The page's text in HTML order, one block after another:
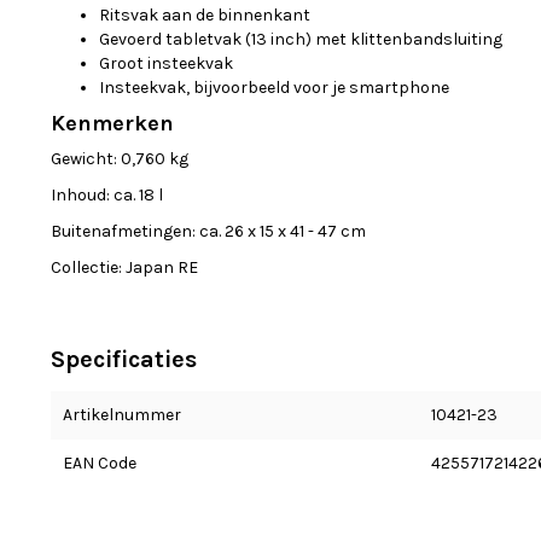
Ritsvak aan de binnenkant
Gevoerd tabletvak (13 inch) met klittenbandsluiting
Groot insteekvak
Insteekvak, bijvoorbeeld voor je smartphone
Kenmerken
Gewicht: 0,760 kg
Inhoud: ca. 18 l
Buitenafmetingen: ca. 26 x 15 x 41 - 47 cm
Collectie: Japan RE
Specificaties
Artikelnummer 10421-23
EAN Code